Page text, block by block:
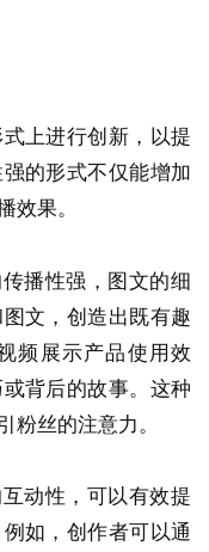
上进行创新，以提
的形式不仅能增加
果。
播性强，图文的细
文，创造出既有趣
频展示产品使用效
背后的故事。这种
粉丝的注意力。
动性，可以有效提
如，创作者可以通